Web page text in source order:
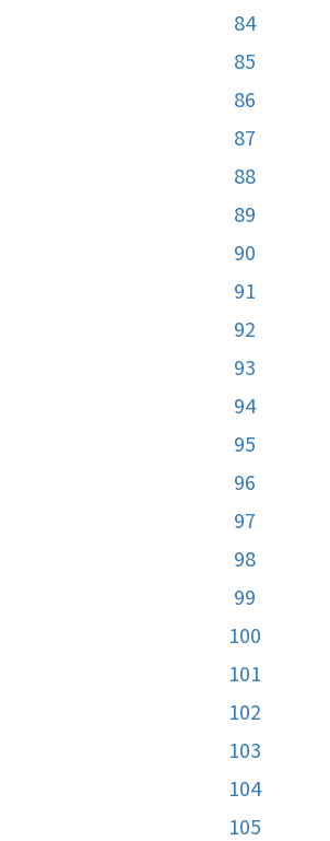
84
85
86
87
88
89
90
91
92
93
94
95
96
97
98
99
100
101
102
103
104
105